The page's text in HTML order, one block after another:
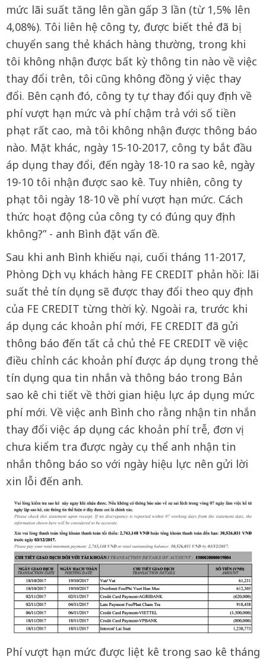
mức lãi suất tăng lên gần gấp 3 lần (từ 1,5% lên
4,08%). Tôi liên hệ công ty, được biết thẻ đã bị
chuyển sang thẻ khách hàng thường, trong khi
tôi không nhận được bất kỳ thông tin nào về việc
thay đổi trên, tôi cũng không đồng ý việc thay
đổi. Bên cạnh đó, công ty tự thay đổi quy định về
phí vượt hạn mức và phí chậm trả với số tiền
phạt rất cao, mà tôi không nhận được thông báo
nào. Mặt khác, ngày 15-10-2017, công ty bắt đầu
áp dụng thay đổi, đến ngày 18-10 ra sao kê, ngày
19-10 tôi nhận được sao kê. Tuy nhiên, công ty
phạt tôi ngày 18-10 về phí vượt hạn mức. Cách
thức hoạt động của công ty có đúng quy định
không?” - anh Bình đặt vấn đề.
Sau khi anh Bình khiếu nại, cuối tháng 11-2017,
Phòng Dịch vụ khách hàng FE CREDIT phản hồi: lãi
suất thẻ tín dụng sẽ được thay đổi theo quy định
của FE CREDIT từng thời kỳ. Ngoài ra, trước khi
áp dụng các khoản phí mới, FE CREDIT đã gửi
thông báo đến tất cả chủ thẻ FE CREDIT về việc
điều chỉnh các khoản phí được áp dụng trong thẻ
tín dụng qua tin nhắn và thông báo trong Bản
sao kê chi tiết về thời gian hiệu lực áp dụng mức
phí mới. Về việc anh Bình cho rằng nhận tin nhắn
thay đổi việc áp dụng các khoản phí trễ, đơn vị
chưa kiểm tra được ngày cụ thể anh nhận tin
nhắn thông báo so với ngày hiệu lực nên gửi lời
xin lỗi đến anh.
Phí vượt hạn mức được liệt kê trong sao kê tháng